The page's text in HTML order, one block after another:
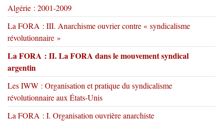
Algérie : 2001-2009
La FORA : III. Anarchisme ouvrier contre « syndicalisme
révolutionnaire »
La FORA : II. La FORA dans le mouvement syndical
argentin
Les IWW : Organisation et pratique du syndicalisme
révolutionnaire aux États-Unis
La FORA : I. Organisation ouvrière anarchiste